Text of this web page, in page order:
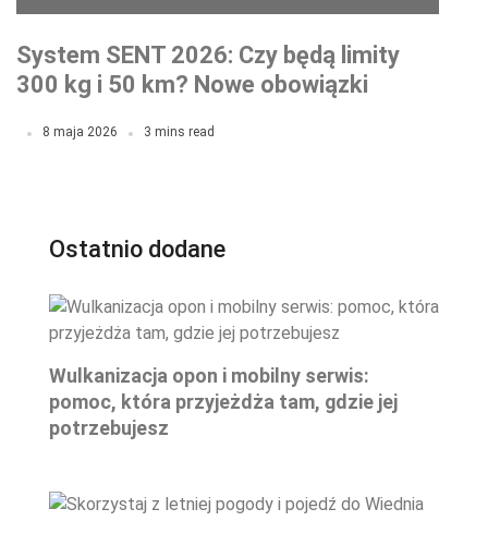
System SENT 2026: Czy będą limity
300 kg i 50 km? Nowe obowiązki
8 maja 2026 3 mins read
Ostatnio dodane
Wulkanizacja opon i mobilny serwis:
pomoc, która przyjeżdża tam, gdzie jej
potrzebujesz